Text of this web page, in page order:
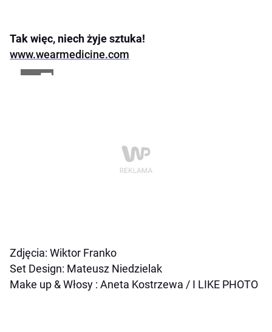
Tak więc, niech żyje sztuka!
www.wearmedicine.com
+5
Zdjęcia: Wiktor Franko
Set Design: Mateusz Niedzielak
Make up & Włosy : Aneta Kostrzewa / I LIKE PHOTO